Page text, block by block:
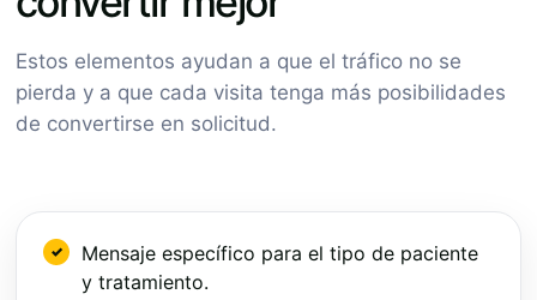
Estos elementos ayudan a que el tráfico no se
pierda y a que cada visita tenga más posibilidades
de convertirse en solicitud.
Mensaje específico para el tipo de paciente
y tratamiento.